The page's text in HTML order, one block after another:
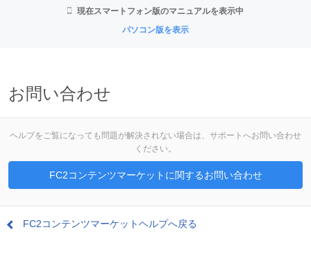
現在スマートフォン版のマニュアルを表示中
パソコン版を表示
お問い合わせ
ヘルプをご覧になっても問題が解決されない場合は、サポートへお問い合わせ
ください。
FC2コンテンツマーケットに関するお問い合わせ
FC2コンテンツマーケットヘルプへ戻る